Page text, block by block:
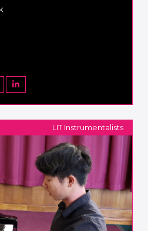
LIT Instrumentalists